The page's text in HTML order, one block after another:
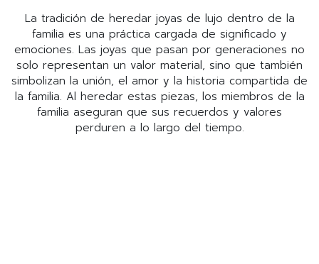
La tradición de heredar joyas de lujo dentro de la
familia es una práctica cargada de significado y
emociones. Las joyas que pasan por generaciones no
solo representan un valor material, sino que también
simbolizan la unión, el amor y la historia compartida de
la familia. Al heredar estas piezas, los miembros de la
familia aseguran que sus recuerdos y valores
perduren a lo largo del tiempo.